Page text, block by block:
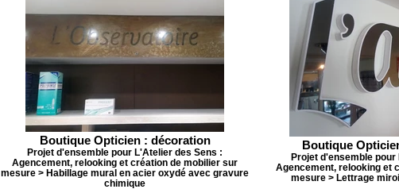
Boutique Opticien : décoration
Projet d'ensemble pour L'Atelier des Sens :
Agencement, relooking et création de mobilier sur
mesure > Habillage mural en acier oxydé avec gravure
chimique
Boutique
Projet d'ensemble pour
Agencement, relooking et
mesure > Lettrage